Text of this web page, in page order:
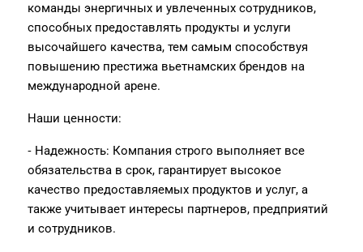
команды энергичных и увлеченных сотрудников,
способных предоставлять продукты и услуги
высочайшего качества, тем самым способствуя
повышению престижа вьетнамских брендов на
международной арене.
Наши ценности:
⁃ Надежность: Компания строго выполняет все
обязательства в срок, гарантирует высокое
качество предоставляемых продуктов и услуг, а
также учитывает интересы партнеров, предприятий
и сотрудников.